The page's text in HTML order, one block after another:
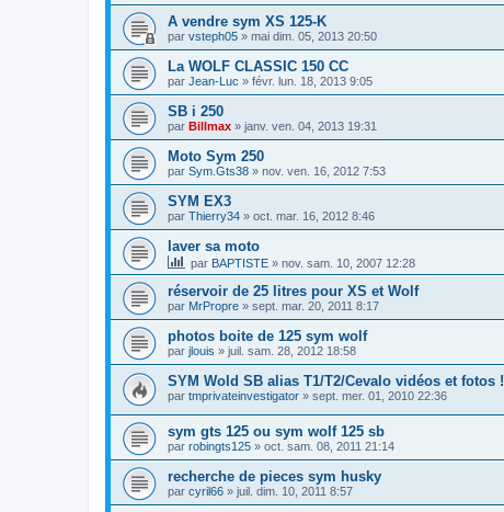
A vendre sym XS 125-K
par vsteph05 » mai dim. 05, 2013 20:50
La WOLF CLASSIC 150 CC
par Jean-Luc » févr. lun. 18, 2013 9:05
SB i 250
par Billmax » janv. ven. 04, 2013 19:31
Moto Sym 250
par Sym.Gts38 » nov. ven. 16, 2012 7:53
SYM EX3
par Thierry34 » oct. mar. 16, 2012 8:46
laver sa moto
par BAPTISTE » nov. sam. 10, 2007 12:28
réservoir de 25 litres pour XS et Wolf
par MrPropre » sept. mar. 20, 2011 8:17
photos boite de 125 sym wolf
par jlouis » juil. sam. 28, 2012 18:58
SYM Wold SB alias T1/T2/Cevalo vidéos et fotos !
par tmprivateinvestigator » sept. mer. 01, 2010 22:36
sym gts 125 ou sym wolf 125 sb
par robingts125 » oct. sam. 08, 2011 21:14
recherche de pieces sym husky
par cyril66 » juil. dim. 10, 2011 8:57